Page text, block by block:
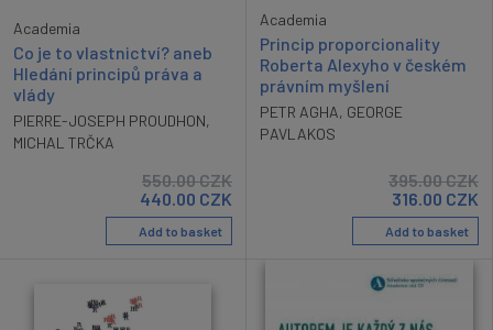
Academia
Co je to vlastnictví? aneb
Hledání principů práva a
vlády
PIERRE-JOSEPH PROUDHON,
MICHAL TRČKA
550.00CZK
440.00 CZK
Add to basket
Academia
Princip proporcionality
Roberta Alexyho v českém
právním myšlení
PETR AGHA, GEORGE
PAVLAKOS
395.00CZK
316.00 CZK
Add to basket